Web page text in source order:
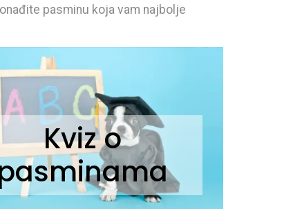
pasminu koja vam najbolje
Kviz o